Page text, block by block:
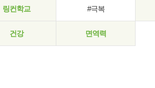
링컨학교 #극복
건강 면역력